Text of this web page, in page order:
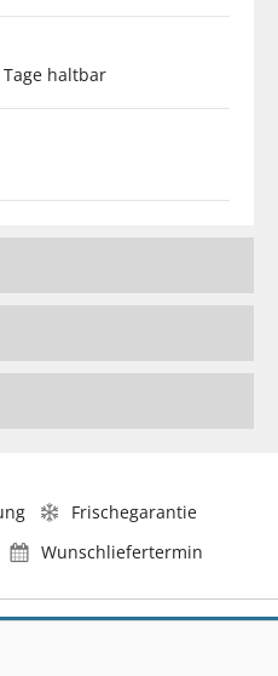
haltbar
Frischegarantie
Wunschliefertermin